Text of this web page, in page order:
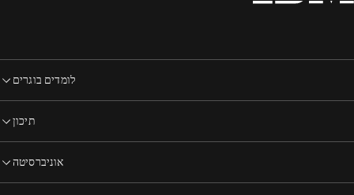
לומדים בוגרים
תיכון
אוניברסיטה